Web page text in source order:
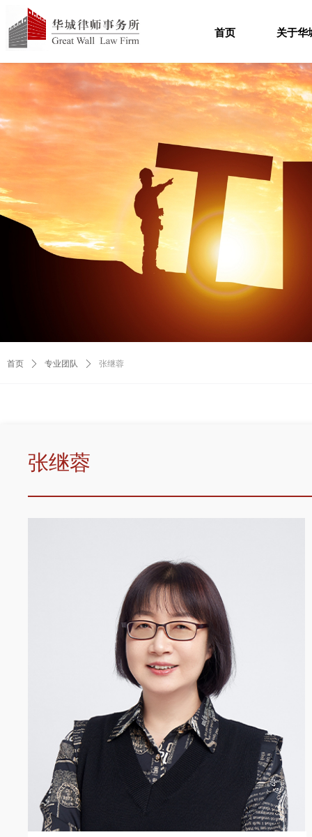
首页 关于华
张继蓉
首页 ꄲ 专业团队 ꄲ 张继蓉